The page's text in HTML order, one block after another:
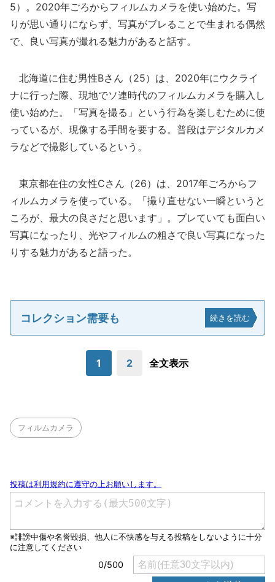
5）。2020年ごろからフィルムカメラを使い始めた。写
りが思い通りにならず、写真がブレることで生まれる偶然
で、良い写真が撮れる魅力があると話す。
北海道に住む男性Bさん（25）は、2020年にウクライ
ナに行った際、現地でソ連時代のフィルムカメラを購入し
使い始めた。「写真を撮る」という行為を楽しむために使
っているが、現像する手間を要する。普段はデジタルカメ
ラなどで撮影しているという。
東京都在住の女性Cさん（26）は、2017年ごろからフ
ィルムカメラを使っている。「撮り直せない一瞬というと
ころが、最大の良さだと思います」。ブレていても面白い
写真になったり、光やフィルムの粗さで良い写真になった
りする魅力があると語った。
コレクション需要も 続きを読む
1 2 全文表示
フィルムカメラ